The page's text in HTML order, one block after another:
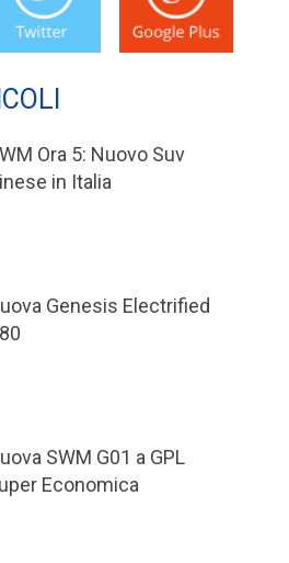
Ora 5: Nuovo Suv
in Italia
Genesis Electrified
SWM G01 a GPL
Economica